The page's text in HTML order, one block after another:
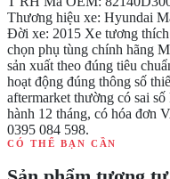
Thương hiệu xe: Hyundai
Đời xe: 2015 Xe tương
chọn phụ tùng chính hãng
sản xuất theo đúng tiêu
hoạt động đúng thông số
aftermarket thường có sai
hành 12 tháng, có hóa đơn
0395 084 598.
CÓ THỂ BẠN CẦN